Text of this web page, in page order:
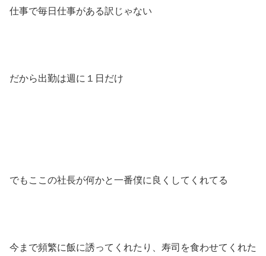
仕事で毎日仕事がある訳じゃない
だから出勤は週に１日だけ
でもここの社長が何かと一番僕に良くしてくれてる
今まで頻繁に飯に誘ってくれたり、寿司を食わせてくれた